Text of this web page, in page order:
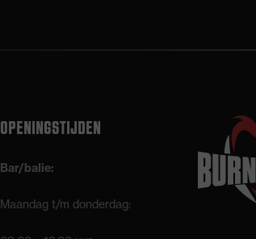
OPENINGSTIJDEN
Bar/balie:
Maandag t/m donderdag: